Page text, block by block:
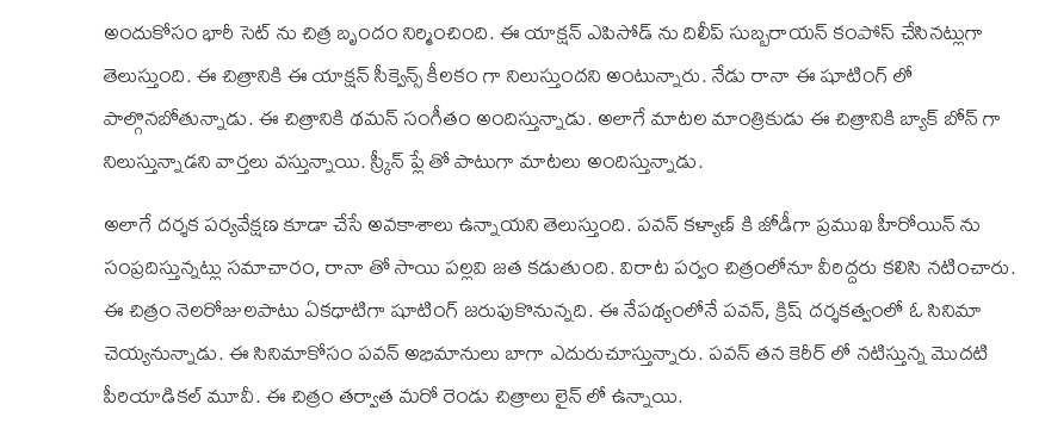
అందుకోసం భారీ సెట్ ను చిత్ర బృందం నిర్మించింది. ఈ యాక్షన్ ఎపిసోడ్ ను దిలీప్ సుబ్బరాయన్ కంపోస్ చేసినట్లుగా
తెలుస్తుంది. ఈ చిత్రానికి ఈ యాక్షన్ సీక్వెన్స్ కీలకం గా నిలుస్తుందని అంటున్నారు. నేడు రానా ఈ షూటింగ్ లో
పాల్గొనబోతున్నాడు. ఈ చిత్రానికి థమన్ సంగీతం అందిస్తున్నాడు. అలాగే మాటల మాంత్రికుడు ఈ చిత్రానికి బ్యాక్ బోన్ గా
నిలుస్తున్నాడని వార్తలు వస్తున్నాయి. స్క్రీన్ ప్లే తో పాటుగా మాటలు అందిస్తున్నాడు.
అలాగే దర్శక పర్యవేక్షణ కూడా చేసే అవకాశాలు ఉన్నాయని తెలుస్తుంది. పవన్ కళ్యాణ్ కి జోడీగా ప్రముఖ హీరోయిన్ ను
సంప్రదిస్తున్నట్లు సమాచారం, రానా తో సాయి పల్లవి జత కడుతుంది. విరాట పర్వం చిత్రంలోనూ వీరిద్దరు కలిసి నటించారు.
ఈ చిత్రం నెలరోజులపాటు ఏకధాటిగా షూటింగ్ జరుపుకొనున్నది. ఈ నేపథ్యంలోనే పవన్, క్రిష్ దర్శకత్వంలో ఓ సినిమా
చెయ్యనున్నాడు. ఈ సినిమాకోసం పవన్ అభిమానులు బాగా ఎదురుచూస్తున్నారు. పవన్ తన కెరీర్ లో నటిస్తున్న మొదటి
పీరియాడికల్ మూవీ. ఈ చిత్రం తర్వాత మరో రెండు చిత్రాలు లైన్ లో ఉన్నాయి.